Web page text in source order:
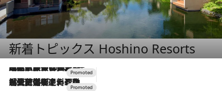
新着トピックス Hoshino Resorts
2026.7.31
【ホテル帰省】という選択肢をOMOが提案。家族とほどよい距離を保つには「昼は実家、夜は気兼ねなくホテルで！」
2026.7.24
【夏限定ディナーコース】旬を迎える稚鮎や花ズッキーニなどをイタリア・トスカーナの郷土料理の手法で満喫！